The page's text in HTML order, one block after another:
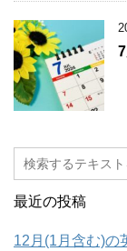
最近の投稿
12月(1月含む)の